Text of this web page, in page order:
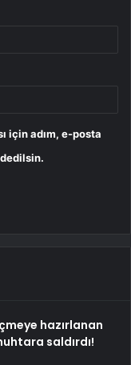
için adım, e-posta
hazırlanan
saldırdı!